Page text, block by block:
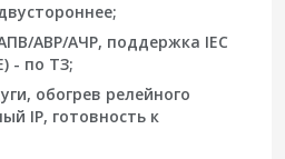
АВР/АЧР, поддержка IEC
- по ТЗ;
обогрев релейного
IP, готовность к